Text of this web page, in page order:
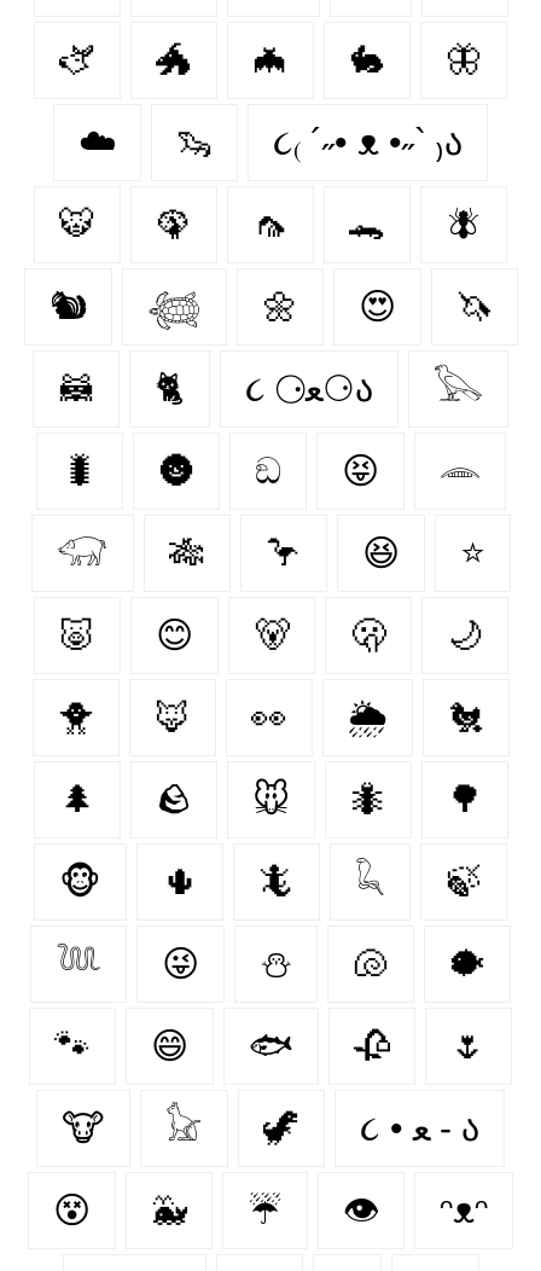
🫏 🐲 🦇 🐇 🦋
☁️ 🦦 ૮₍ ´˶• ᴥ •˶` ₎ა
🐯 🦚 🦟 🐊 🪰
🐿️ 𓆉 🌼 😍 🦄
🦝 🐈‍ ૮ ⚆ﻌ⚆ა 𓅂
🐛 🌚 ඞ 😝 𓂎
𓃟 🎋 🦩 😆 ⭐
🐷 😊 🐻‍ 🫢 🌙
🐥 🦊 👀 🌦️ 🐔
🌲 🪨 🐭 🐜 🌳
🐵 🌵 🦎 𓆗 🍃
𓆙 😜 ⛄ 🐚 🐡
🐾 😄 🐟 🥀 🌷
🐮 𓃠 🦖 ૮ • ﻌ - ა⁩
😵 🐳 ☔ 👁️ ᵔᴥᵔ